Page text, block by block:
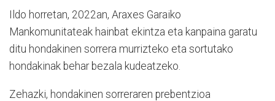
Ildo horretan, 2022an, Araxes Garaiko
Mankomunitateak hainbat ekintza eta kanpaina garatu
ditu hondakinen sorrera murrizteko eta sortutako
hondakinak behar bezala kudeatzeko.
Zehazki, hondakinen sorreraren prebentzioa